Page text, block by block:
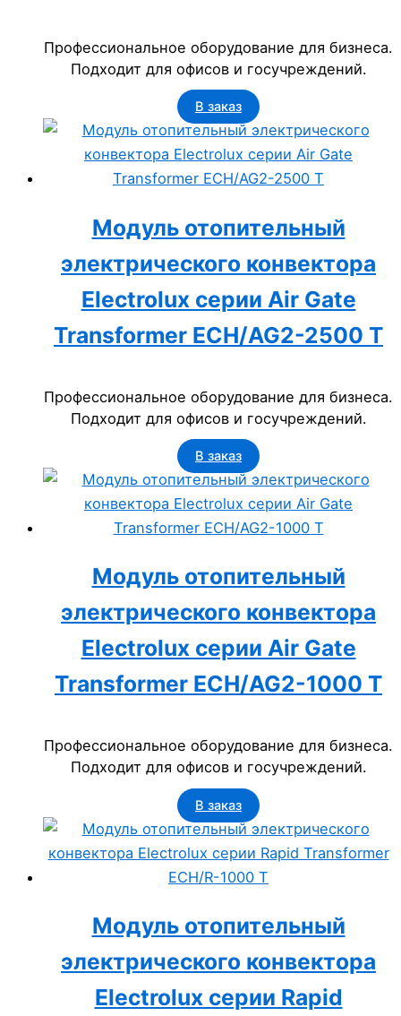
Профессиональное оборудование для бизнеса.
Подходит для офисов и госучреждений.
В заказ
Модуль отопительный
электрического конвектора
Electrolux серии Air Gate
Transformer ECH/AG2-2500 T
Профессиональное оборудование для бизнеса.
Подходит для офисов и госучреждений.
В заказ
Модуль отопительный
электрического конвектора
Electrolux серии Air Gate
Transformer ECH/AG2-1000 T
Профессиональное оборудование для бизнеса.
Подходит для офисов и госучреждений.
В заказ
Модуль отопительный
электрического конвектора
Electrolux серии Rapid